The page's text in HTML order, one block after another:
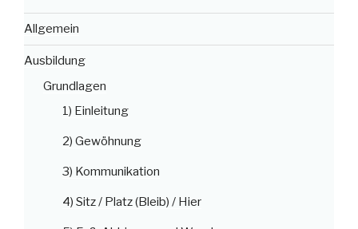
Allgemein
Ausbildung
Grundlagen
1) Einleitung
2) Gewöhnung
3) Kommunikation
4) Sitz / Platz (Bleib) / Hier